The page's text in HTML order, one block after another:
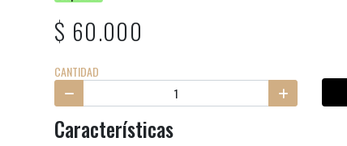
$ 60.000
CANTIDAD
Características